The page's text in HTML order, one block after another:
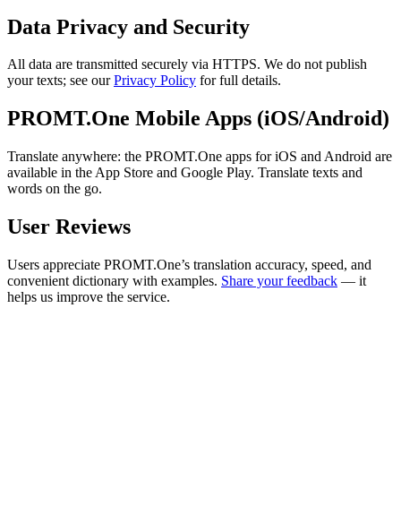
Data Privacy and Security
All data are transmitted securely via HTTPS. We do not publish
your texts; see ourPrivacy Policy for full details.
PROMT.One Mobile Apps (iOS/Android)
Translate anywhere: the PROMT.One apps for iOS and Android are
available in the App Store and Google Play. Translate texts and
words on the go.
User Reviews
Users appreciate PROMT.One’s translation accuracy, speed, and
convenient dictionary with examples. Share your feedback — it
helps us improve the service.